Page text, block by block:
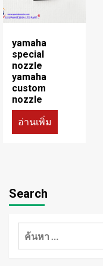
yamaha
special
nozzle
yamaha
custom
nozzle
อ่านเพิ่ม
Search
ค้นหา